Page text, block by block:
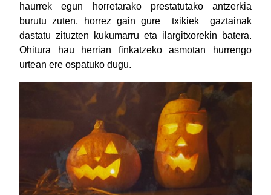
haurrek egun horretarako prestatutako antzerkia
burutu zuten, horrez gain gure txikiek gaztainak
dastatu zituzten kukumarru eta ilargitxorekin batera.
Ohitura hau herrian finkatzeko asmotan hurrengo
urtean ere ospatuko dugu.